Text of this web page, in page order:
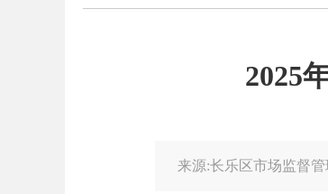
2025
来源:长乐区市场监督管